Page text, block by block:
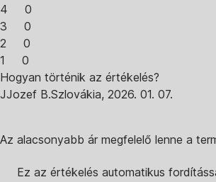
4
0
3
0
2
0
1
0
Hogyan történik az értékelés?
JJozef B.Szlovákia, 2026. 01. 07.
Az alacsonyabb ár megfelelő lenne a
Ez az értékelés automatikus